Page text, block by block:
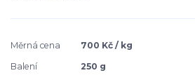
Měrná cena
700 Kč / kg
Balení
250 g